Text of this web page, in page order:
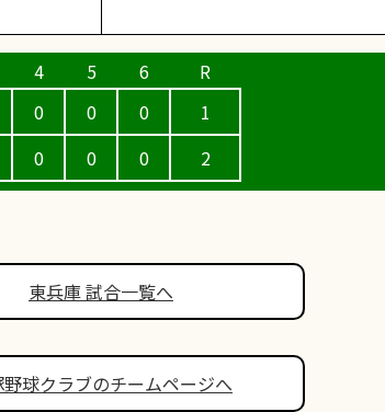
0
0
0
0
0
0
1
2
東兵庫 試合一覧へ
球クラブのチームページへ